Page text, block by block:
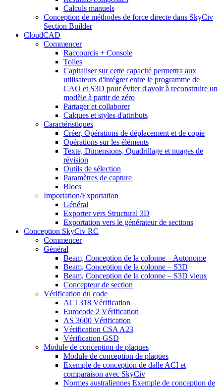
Calculs manuels
Conception de méthodes de force directe dans SkyCiv
Section Builder
CloudCAD
Commencer
Raccourcis + Console
Toiles
Capitaliser sur cette capacité permettra aux
utilisateurs d'intégrer entre le programme de
CAO et S3D pour éviter d'avoir à reconstruire un
modèle à partir de zéro
Partager et collaborer
Calques et styles d'attributs
Caractéristiques
Créer, Opérations de déplacement et de copie
Opérations sur les éléments
Texte, Dimensions, Quadrillage et nuages ​​de
révision
Outils de sélection
Paramètres de capture
Blocs
Importation/Exportation
Général
Exporter vers Structural 3D
Exportation vers le générateur de sections
Conception SkyCiv RC
Commencer
Général
Beam, Conception de la colonne – Autonome
Beam, Conception de la colonne – S3D
Beam, Conception de la colonne – S3D vieux
Concepteur de section
Vérification du code
ACI 318 Vérification
Eurocode 2 Vérification
AS 3600 Vérification
Vérification CSA A23
Vérification GSD
Module de conception de plaques
Module de conception de plaques
Exemple de conception de dalle ACI et
comparaison avec SkyCiv
Normes australiennes Exemple de conception de